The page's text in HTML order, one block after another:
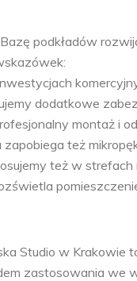
podkładów
dodatkowe
montaż i
też
też w strefach
Studio w
zastosowania we